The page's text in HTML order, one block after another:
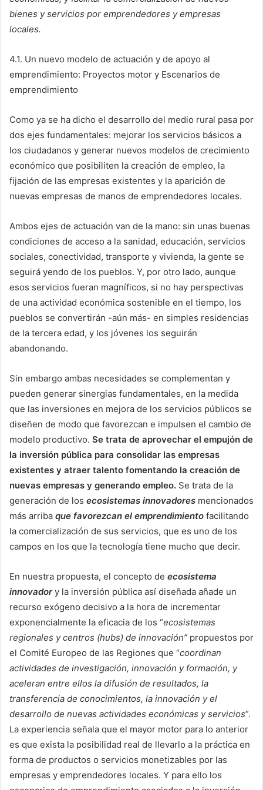
bienes y servicios por emprendedores y empresas
locales.
4.1. Un nuevo modelo de actuación y de apoyo al
emprendimiento: Proyectos motor y Escenarios de
emprendimiento
Como ya se ha dicho el desarrollo del medio rural pasa por
dos ejes fundamentales: mejorar los servicios básicos a
los ciudadanos y generar nuevos modelos de crecimiento
económico que posibiliten la creación de empleo, la
fijación de las empresas existentes y la aparición de
nuevas empresas de manos de emprendedores locales.
Ambos ejes de actuación van de la mano: sin unas buenas
condiciones de acceso a la sanidad, educación, servicios
sociales, conectividad, transporte y vivienda, la gente se
seguirá yendo de los pueblos. Y, por otro lado, aunque
esos servicios fueran magníficos, si no hay perspectivas
de una actividad económica sostenible en el tiempo, los
pueblos se convertirán -aún más- en simples residencias
de la tercera edad, y los jóvenes los seguirán
abandonando.
Sin embargo ambas necesidades se complementan y
pueden generar sinergias fundamentales, en la medida
que las inversiones en mejora de los servicios públicos se
diseñen de modo que favorezcan e impulsen el cambio de
modelo productivo. Se trata de aprovechar el empujón de
la inversión pública para consolidar las empresas
existentes y atraer talento fomentando la creación de
nuevas empresas y generando empleo. Se trata de la
generación de los ecosistemas innovadores mencionados
más arriba que favorezcan el emprendimiento facilitando
la comercialización de sus servicios, que es uno de los
campos en los que la tecnología tiene mucho que decir.
En nuestra propuesta, el concepto de ecosistema
innovadory la inversión pública así diseñada añade un
recurso exógeno decisivo a la hora de incrementar
exponencialmente la eficacia de los “ecosistemas
regionales y centros (hubs) de innovación” propuestos por
el Comité Europeo de las Regiones que “coordinan
actividades de investigación, innovación y formación, y
aceleran entre ellos la difusión de resultados, la
transferencia de conocimientos, la innovación y el
desarrollo de nuevas actividades económicas y servicios”.
La experiencia señala que el mayor motor para lo anterior
es que exista la posibilidad real de llevarlo a la práctica en
forma de productos o servicios monetizables por las
empresas y emprendedores locales. Y para ello los